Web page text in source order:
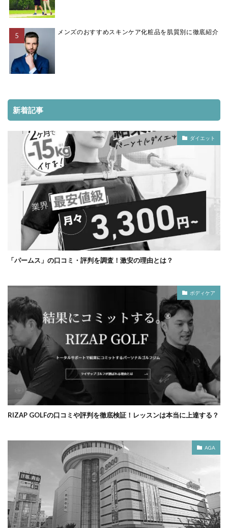
メンズのおすすめスキンケア化粧品を肌質別に徹底紹介
新着記事
ダイエット
「パームス」の口コミ・評判を調査！激安の理由とは？
ボディケア
RIZAP GOLFの口コミや評判を徹底検証！レッスンは本当に上達する？
AGA